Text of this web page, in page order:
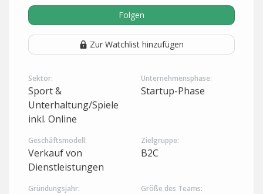
Folgen
Zur Watchlist hinzufügen
Sektor:
Sport &
Unterhaltung/Spiele
inkl. Online
Unternehmensphase:
Startup-Phase
Geschäftsmodell:
Verkauf von
Dienstleistungen
Zielgruppe:
B2C
Gründungsjahr: Größe des Teams: